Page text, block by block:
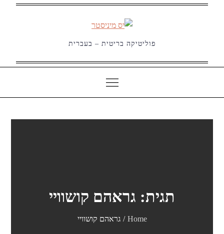
פוליטיקה בריטית – בעברית
תגית: גראהם קושוויי
Home גראהם קושוויי